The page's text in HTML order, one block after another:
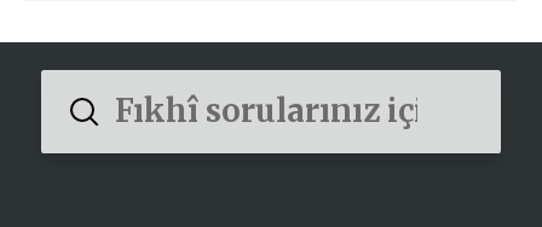
Search
Submit